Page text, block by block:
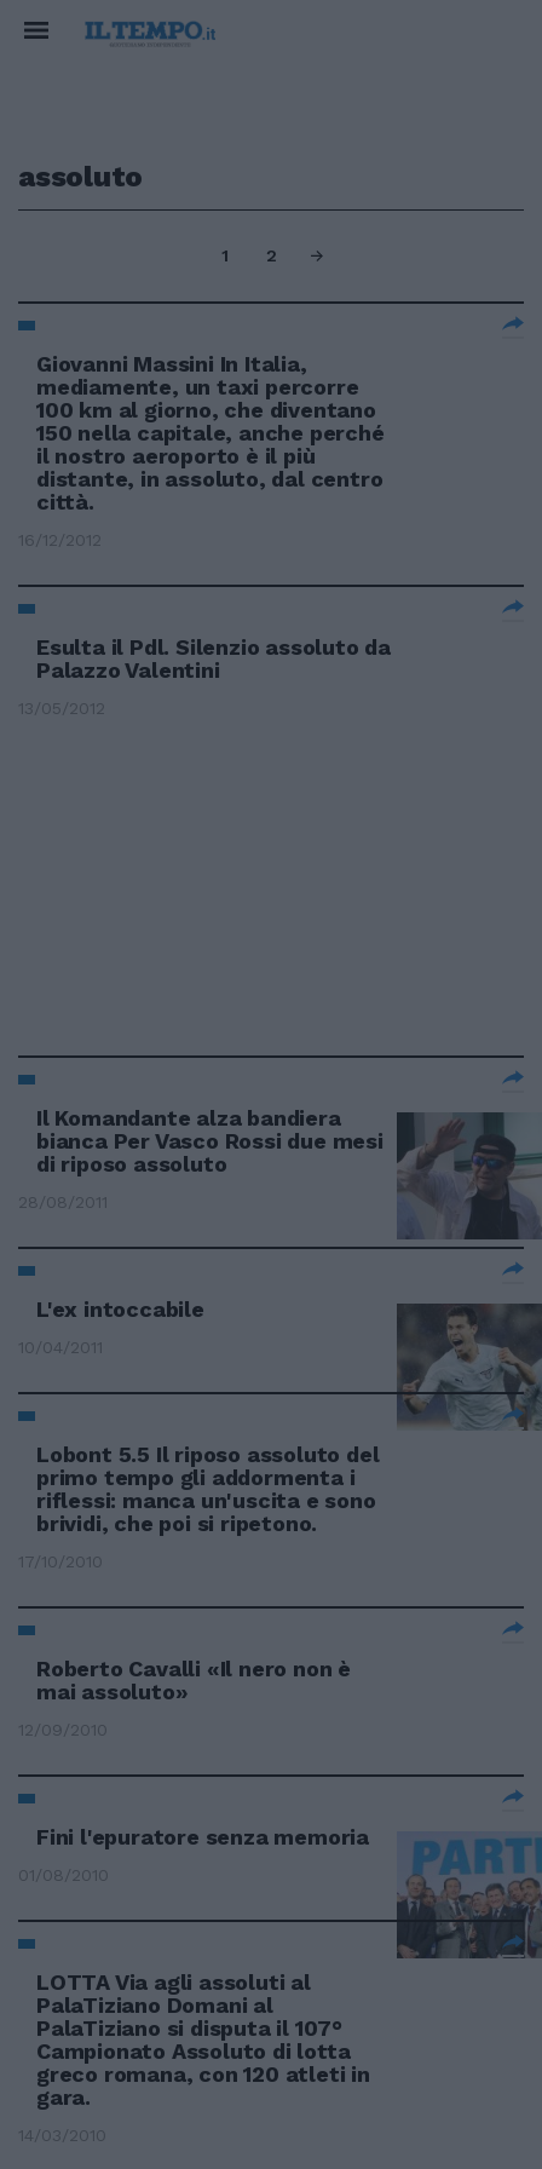
assoluto
1 2
Giovanni Massini In Italia,
mediamente, un taxi percorre
100 km al giorno, che diventano
150 nella capitale, anche perché
il nostro aeroporto è il più
distante, in assoluto, dal centro
città.
16/12/2012
Esulta il Pdl. Silenzio assoluto da
Palazzo Valentini
13/05/2012
Il Komandante alza bandiera
bianca Per Vasco Rossi due mesi
di riposo assoluto
28/08/2011
L'ex intoccabile
10/04/2011
Lobont 5.5 Il riposo assoluto del
primo tempo gli addormenta i
riflessi: manca un'uscita e sono
brividi, che poi si ripetono.
17/10/2010
Roberto Cavalli «Il nero non è
mai assoluto»
12/09/2010
Fini l'epuratore senza memoria
01/08/2010
LOTTA Via agli assoluti al
PalaTiziano Domani al
PalaTiziano si disputa il 107°
Campionato Assoluto di lotta
greco romana, con 120 atleti in
gara.
14/03/2010